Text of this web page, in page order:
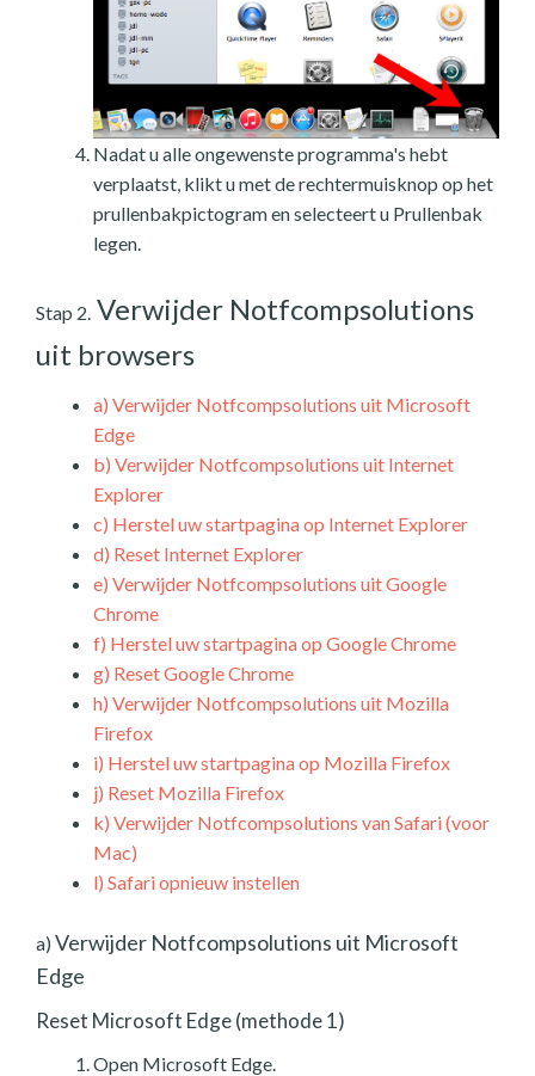
Nadat u alle ongewenste programma's hebt
verplaatst, klikt u met de rechtermuisknop op het
prullenbakpictogram en selecteert u Prullenbak
legen.
Stap 2. Verwijder Notfcompsolutions
uit browsers
a) Verwijder Notfcompsolutions uit Microsoft
Edge
b) Verwijder Notfcompsolutions uit Internet
Explorer
c) Herstel uw startpagina op Internet Explorer
d) Reset Internet Explorer
e) Verwijder Notfcompsolutions uit Google
Chrome
f) Herstel uw startpagina op Google Chrome
g) Reset Google Chrome
h) Verwijder Notfcompsolutions uit Mozilla
Firefox
i) Herstel uw startpagina op Mozilla Firefox
j) Reset Mozilla Firefox
k) Verwijder Notfcompsolutions van Safari (voor
Mac)
l) Safari opnieuw instellen
a) Verwijder Notfcompsolutions uit Microsoft
Edge
Reset Microsoft Edge (methode 1)
Open Microsoft Edge.